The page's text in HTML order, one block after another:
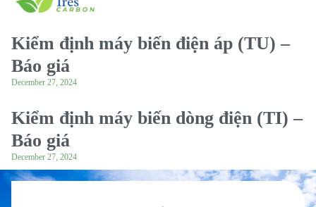
Kiểm định máy biến điện áp (TU) –
Báo giá
December 27, 2024
Kiểm định máy biến dòng điện (TI) –
Báo giá
December 27, 2024